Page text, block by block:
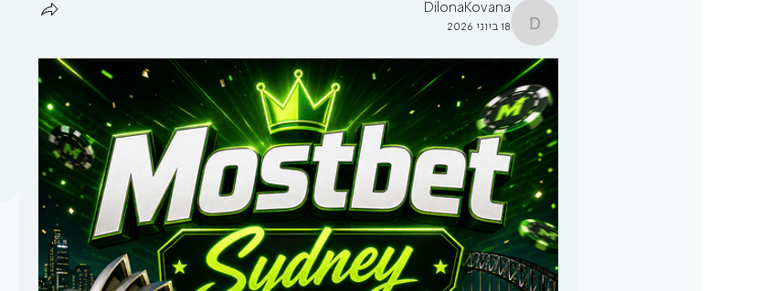
DilonaKovana
DilonaKovana
18 ביוני 2026